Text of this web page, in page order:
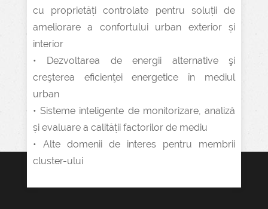
cu proprietăți controlate pentru soluții de
ameliorare a confortului urban exterior și
interior
• Dezvoltarea de energii alternative şi
creşterea eficienţei energetice în mediul
urban
• Sisteme inteligente de monitorizare, analiză
și evaluare a calității factorilor de mediu
• Alte domenii de interes pentru membrii
cluster-ului